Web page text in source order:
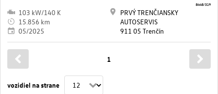
103 kW/140 K
15.856 km
05/2025
PRVÝ TRENČIANSKY
AUTOSERVIS
911 05 Trenčín
8448/319
vozidiel na strane
1